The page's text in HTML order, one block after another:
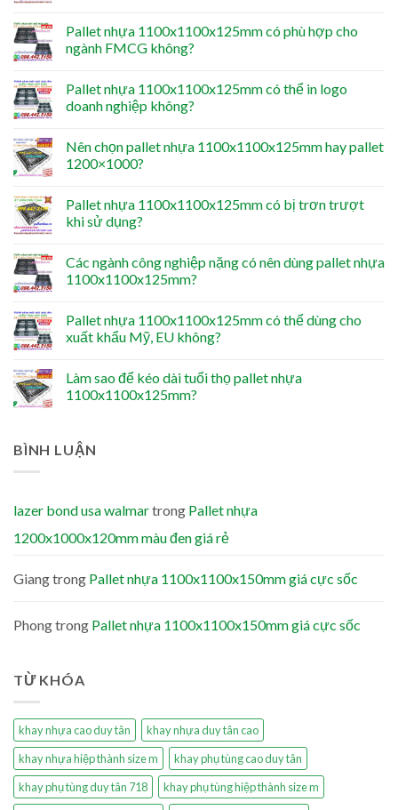
Pallet nhựa 1100x1100x125mm có phù hợp cho
ngành FMCG không?
Pallet nhựa 1100x1100x125mm có thể in logo
doanh nghiệp không?
Nên chọn pallet nhựa 1100x1100x125mm hay pallet
1200×1000?
Pallet nhựa 1100x1100x125mm có bị trơn trượt
khi sử dụng?
Các ngành công nghiệp nặng có nên dùng pallet nhựa
1100x1100x125mm?
Pallet nhựa 1100x1100x125mm có thể dùng cho
xuất khẩu Mỹ, EU không?
Làm sao để kéo dài tuổi thọ pallet nhựa
1100x1100x125mm?
BÌNH LUẬN
lazer bond usa walmartrong Pallet nhựa
1200x1000x120mm màu đen giá rẻ
Giangtrong Pallet nhựa 1100x1100x150mm giá cực sốc
Phongtrong Pallet nhựa 1100x1100x150mm giá cực sốc
TỪ KHÓA
khay nhựa cao duy tân
khay nhựa duy tân cao
khay nhựa hiệp thành size m
khay phụ tùng cao duy tân
khay phụ tùng duy tân 718
khay phụ tùng hiệp thành size m